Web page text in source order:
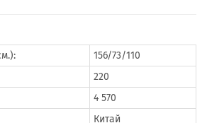
156/73/110
220
4 570
Китай